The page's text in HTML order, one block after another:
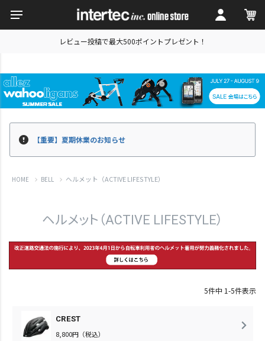
レビュー投稿で最大500ポイントプレゼント！
【重要】夏期休業のお知らせ
HOME BELL ヘルメット（ACTIVE LIFESTYLE）
ヘルメット（ACTIVE LIFESTYLE）
5件中 1-5件表示
CREST
8,800円（税込）